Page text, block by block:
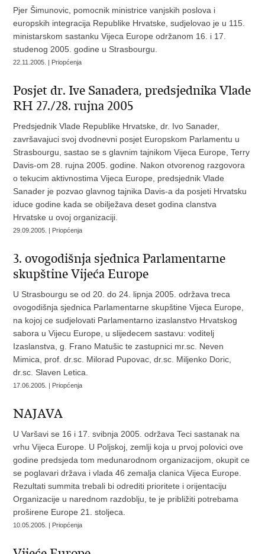
Pjer Šimunovic, pomocnik ministrice vanjskih poslova i
europskih integracija Republike Hrvatske, sudjelovao je u 115.
ministarskom sastanku Vijeca Europe održanom 16. i 17.
studenog 2005. godine u Strasbourgu.
22.11.2005. | Priopćenja
Posjet dr. Ive Sanadera, predsjednika Vlade
RH 27./28. rujna 2005
Predsjednik Vlade Republike Hrvatske, dr. Ivo Sanader,
završavajuci svoj dvodnevni posjet Europskom Parlamentu u
Strasbourgu, sastao se s glavnim tajnikom Vijeca Europe, Terry
Davis-om 28. rujna 2005. godine. Nakon otvorenog razgovora
o tekucim aktivnostima Vijeca Europe, predsjednik Vlade
Sanader je pozvao glavnog tajnika Davis-a da posjeti Hrvatsku
iduce godine kada se obilježava deset godina clanstva
Hrvatske u ovoj organizaciji.
29.09.2005. | Priopćenja
3. ovogodišnja sjednica Parlamentarne
skupštine Vijeća Europe
U Strasbourgu se od 20. do 24. lipnja 2005. održava treca
ovogodišnja sjednica Parlamentarne skupštine Vijeca Europe,
na kojoj ce sudjelovati Parlamentarno izaslanstvo Hrvatskog
sabora u Vijecu Europe, u slijedecem sastavu: voditelj
Izaslanstva, g. Frano Matušic te zastupnici mr.sc. Neven
Mimica, prof. dr.sc. Milorad Pupovac, dr.sc. Miljenko Doric,
dr.sc. Slaven Letica.
17.06.2005. | Priopćenja
NAJAVA
U Varšavi se 16 i 17. svibnja 2005. održava Teci sastanak na
vrhu Vijeca Europe. U Poljskoj, zemlji koja u prvoj polovici ove
godine predsjeda tom medunarodnom organizacijom, okupit ce
se poglavari država i vlada 46 zemalja clanica Vijeca Europe.
Rezultati summita trebali bi odrediti prioritete i orijentaciju
Organizacije u narednom razdoblju, te je približiti potrebama
proširene Europe 21. stoljeca.
10.05.2005. | Priopćenja